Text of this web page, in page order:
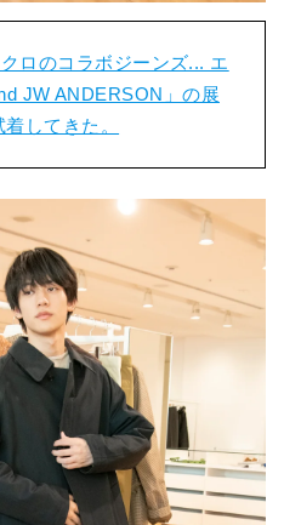
ロのコラボジーンズ... エ
JW ANDERSON」の展
してきた。